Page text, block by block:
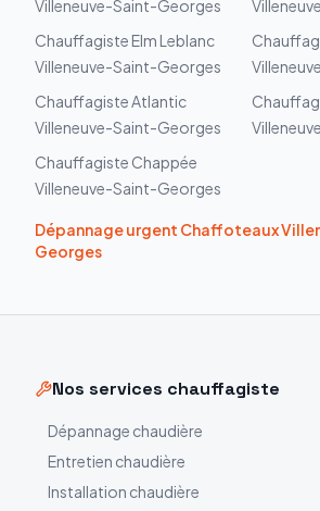
Villeneuve-Saint-Georges
Chauffagiste Elm Leblanc
Villeneuve-Saint-Georges
ChauffagisteAtlantic
Villeneuve-Saint-Georges
Chauffagiste Chappée
Villeneuve-Saint-Georges
Dépannage urgent Chaffoteaux
Georges
Nos services chauffagiste
Dépannage chaudière
Entretien chaudière
Installation chaudière